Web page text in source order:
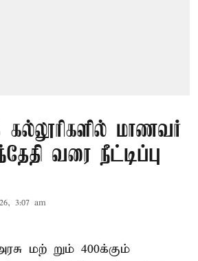
கல்லூரிகளில் மாணவர்
வரை நீட்டிப்பு
3:07 am
மற் றும் 400க்கும்